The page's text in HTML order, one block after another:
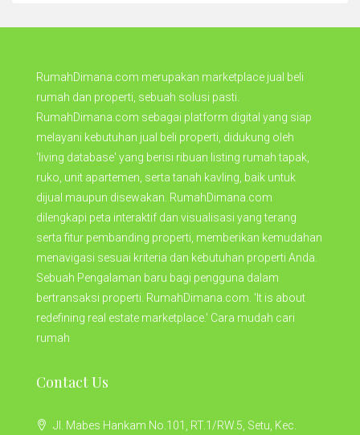
RumahDimana.com merupakan marketplace jual beli
rumah dan properti, sebuah solusi pasti.
RumahDimana.com sebagai platform digital yang siap
melayani kebutuhan jual beli properti, didukung oleh
'living database' yang berisi ribuan listing rumah tapak,
ruko, unit apartemen, serta tanah kavling, baik untuk
dijual maupun disewakan. RumahDimana.com
dilengkapi peta interaktif dan visualisasi yang terang
serta fitur pembanding properti, memberikan kemudahan
menavigasi sesuai kriteria dan kebutuhan properti Anda.
Sebuah Pengalaman baru bagi pengguna dalam
bertransaksi properti. RumahDimana.com. 'It is about
redefining real estate marketplace.' Cara mudah cari
rumah
Contact Us
Jl. Mabes Hankam No.101, RT.1/RW.5, Setu, Kec.